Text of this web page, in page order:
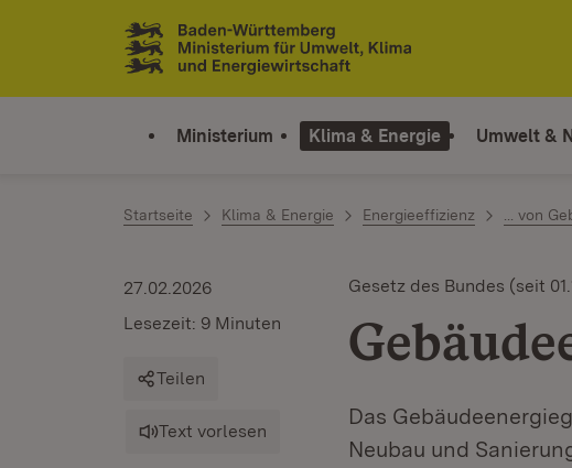
Zum Inhalt springen
Link zur Startseite
Ministerium Klima & Energie Umwelt &
Startseite Klima & Energie Energieeffizienz ... von
Gesetz des Bundes (seit
Das
Neubau und
27.02.2026
Lesezeit: 9 Minuten
Teilen
Text vorlesen